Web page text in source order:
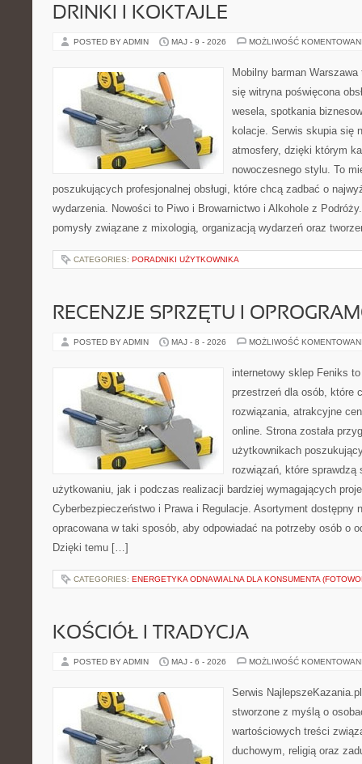
DRINKI I KOKTAJLE
POSTED BY ADMIN MAJ - 9 - 2026 MOŻLIWOŚĆ
Mobilny barman
się witryna poświęcona
wesela, spotkania
kolacje. Serwis skupia się
atmosfery, dzięki którym
nowoczesnego stylu. To
poszukujących profesjonalnej obsługi, które chcą zadbać o
wydarzenia. Nowości to Piwo i Browarnictwo i Alkohole z
pomysły związane z mixologią, organizacją wydarzeń oraz
CATEGORIES: PORADNIKI UŻYTKOWNIKA
RECENZJE SPRZĘTU I
POSTED BY ADMIN MAJ - 8 - 2026 MOŻLIWOŚĆ
internetowy sklep Feniks
przestrzeń dla osób, które
rozwiązania, atrakcyjne
online. Strona została
użytkownikach
rozwiązań, które sprawdzą
użytkowaniu, jak i podczas realizacji bardziej wymagających
Cyberbezpieczeństwo i Prawa i Regulacje. Asortyment dostępny
opracowana w taki sposób, aby odpowiadać na potrzeby osób o
Dzięki temu […]
CATEGORIES: ENERGETYKA ODNAWIALNA DLA KONSUMENTA
KOŚCIÓŁ I TRADYCJA
POSTED BY ADMIN MAJ - 6 - 2026 MOŻLIWOŚĆ
Serwis
stworzone z myślą o
wartościowych treści
duchowym, religią oraz